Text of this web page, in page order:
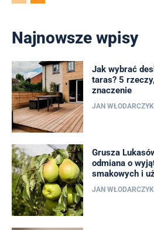
Najnowsze wpisy
Jak wybrać
taras? 5
znaczenie
JAN WŁODARCZYK
Grusza
odmiana o
smakowych i
JAN WŁODARCZYK